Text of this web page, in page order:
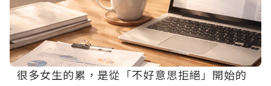
很多女生的累，是從「不好意思拒絕」開始的